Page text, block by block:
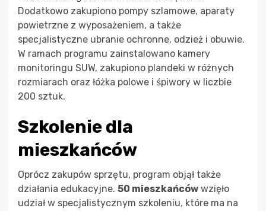
Dodatkowo zakupiono pompy szlamowe, aparaty
powietrzne z wyposażeniem, a także
specjalistyczne ubranie ochronne, odzież i obuwie.
W ramach programu zainstalowano kamery
monitoringu SUW, zakupiono plandeki w różnych
rozmiarach oraz łóżka polowe i śpiwory w liczbie
200 sztuk.
Szkolenie dla
mieszkańców
Oprócz zakupów sprzętu, program objął także
działania edukacyjne. 50 mieszkańców wzięło
udział w specjalistycznym szkoleniu, które ma na